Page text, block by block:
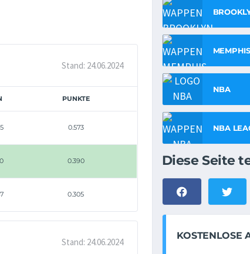
Stand: 24.06.2024
PUNKTE
0.573
0.390
0.305
Stand: 24.06.2024
NBA
NBA
Diese Seite
KOSTENLOSE